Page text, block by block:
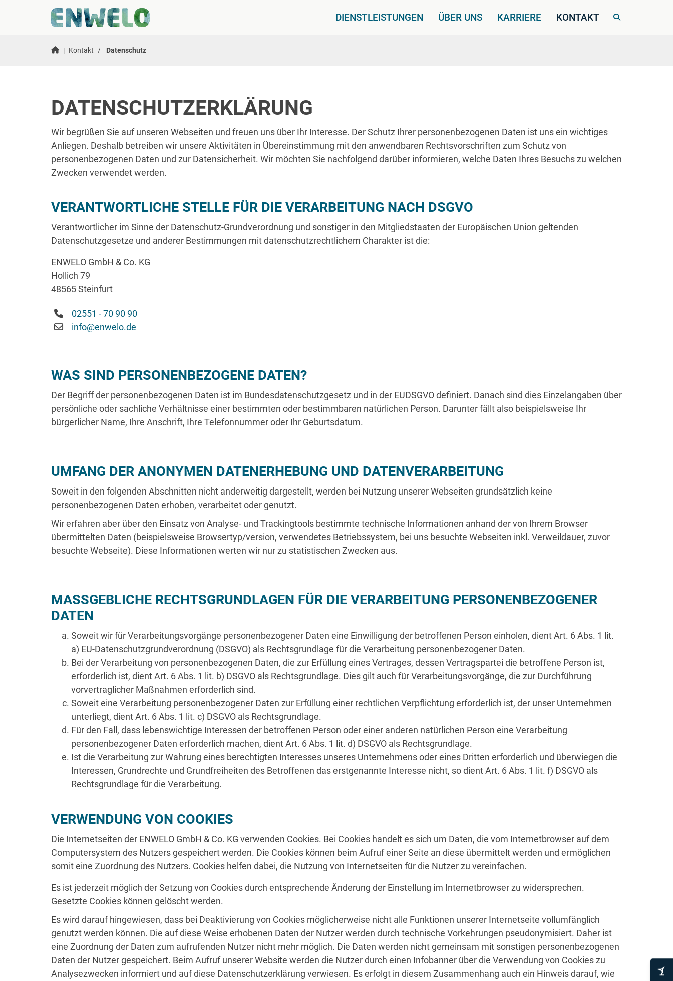
DIENSTLEISTUNGEN ÜBER UNS KARRIERE KONTAKT
| Kontakt Datenschutz
DATENSCHUTZERKLÄRUNG
Wir begrüßen Sie auf unseren Webseiten und freuen uns über Ihr Interesse. Der Schutz Ihrer personenbezogenen Daten ist uns ein wichtiges
Anliegen. Deshalb betreiben wir unsere Aktivitäten in Übereinstimmung mit den anwendbaren Rechtsvorschriften zum Schutz von
personenbezogenen Daten und zur Datensicherheit. Wir möchten Sie nachfolgend darüber informieren, welche Daten Ihres Besuchs zu welchen
Zwecken verwendet werden.
VERANTWORTLICHE STELLE FÜR DIE VERARBEITUNG NACH DSGVO
Verantwortlicher im Sinne der Datenschutz-Grundverordnung und sonstiger in den Mitgliedstaaten der Europäischen Union geltenden
Datenschutzgesetze und anderer Bestimmungen mit datenschutzrechtlichem Charakter ist die:
ENWELO GmbH & Co. KG
Hollich 79
48565 Steinfurt
02551 - 70 90 90
info@enwelo.de
WAS SIND PERSONENBEZOGENE DATEN?
Der Begriff der personenbezogenen Daten ist im Bundesdatenschutzgesetz und in der EUDSGVO definiert. Danach sind dies Einzelangaben über
persönliche oder sachliche Verhältnisse einer bestimmten oder bestimmbaren natürlichen Person. Darunter fällt also beispielsweise Ihr
bürgerlicher Name, Ihre Anschrift, Ihre Telefonnummer oder Ihr Geburtsdatum.
UMFANG DER ANONYMEN DATENERHEBUNG UND DATENVERARBEITUNG
Soweit in den folgenden Abschnitten nicht anderweitig dargestellt, werden bei Nutzung unserer Webseiten grundsätzlich keine
personenbezogenen Daten erhoben, verarbeitet oder genutzt.
Wir erfahren aber über den Einsatz von Analyse- und Trackingtools bestimmte technische Informationen anhand der von Ihrem Browser
übermittelten Daten (beispielsweise Browsertyp/version, verwendetes Betriebssystem, bei uns besuchte Webseiten inkl. Verweildauer, zuvor
besuchte Webseite). Diese Informationen werten wir nur zu statistischen Zwecken aus.
MASSGEBLICHE RECHTSGRUNDLAGEN FÜR DIE VERARBEITUNG PERSONENBEZOGENER D
ATEN
Soweit wir für Verarbeitungsvorgänge personenbezogener Daten eine Einwilligung der betroffenen Person einholen, dient Art. 6 Abs. 1 lit.
a) EU-Datenschutzgrundverordnung (DSGVO) als Rechtsgrundlage für die Verarbeitung personenbezogener Daten.
Bei der Verarbeitung von personenbezogenen Daten, die zur Erfüllung eines Vertrages, dessen Vertragspartei die betroffene Person ist,
erforderlich ist, dient Art. 6 Abs. 1 lit. b) DSGVO als Rechtsgrundlage. Dies gilt auch für Verarbeitungsvorgänge, die zur Durchführung
vorvertraglicher Maßnahmen erforderlich sind.
Soweit eine Verarbeitung personenbezogener Daten zur Erfüllung einer rechtlichen Verpflichtung erforderlich ist, der unser Unternehmen
unterliegt, dient Art. 6 Abs. 1 lit. c) DSGVO als Rechtsgrundlage.
Für den Fall, dass lebenswichtige Interessen der betroffenen Person oder einer anderen natürlichen Person eine Verarbeitung
personenbezogener Daten erforderlich machen, dient Art. 6 Abs. 1 lit. d) DSGVO als Rechtsgrundlage.
Ist die Verarbeitung zur Wahrung eines berechtigten Interesses unseres Unternehmens oder eines Dritten erforderlich und überwiegen die
Interessen, Grundrechte und Grundfreiheiten des Betroffenen das erstgenannte Interesse nicht, so dient Art. 6 Abs. 1 lit. f) DSGVO als
Rechtsgrundlage für die Verarbeitung.
VERWENDUNG VON COOKIES
Die Internetseiten der ENWELO GmbH & Co. KG verwenden Cookies. Bei Cookies handelt es sich um Daten, die vom Internetbrowser auf dem
Computersystem des Nutzers gespeichert werden. Die Cookies können beim Aufruf einer Seite an diese übermittelt werden und ermöglichen
somit eine Zuordnung des Nutzers. Cookies helfen dabei, die Nutzung von Internetseiten für die Nutzer zu vereinfachen.
Es ist jederzeit möglich der Setzung von Cookies durch entsprechende Änderung der Einstellung im Internetbrowser zu widersprechen.
Gesetzte Cookies können gelöscht werden.
Es wird darauf hingewiesen, dass bei Deaktivierung von Cookies möglicherweise nicht alle Funktionen unserer Internetseite vollumfänglich
genutzt werden können. Die auf diese Weise erhobenen Daten der Nutzer werden durch technische Vorkehrungen pseudonymisiert. Daher ist
eine Zuordnung der Daten zum aufrufenden Nutzer nicht mehr möglich. Die Daten werden nicht gemeinsam mit sonstigen personenbezogenen
Daten der Nutzer gespeichert. Beim Aufruf unserer Website werden die Nutzer durch einen Infobanner über die Verwendung von Cookies zu
Analysezwecken informiert und auf diese Datenschutzerklärung verwiesen. Es erfolgt in diesem Zusammenhang auch ein Hinweis darauf, wie
48565 Steinfurt
Telefon:02551 - 70 90 90
E-Mail:info@enwelo.de
Betriebsführung
Kommunale Beratung
Unternehmen von erfahrenen AkteurInnen
dem Ziel verschrieben, die Energiewende
ganzheitlich umzusetzen und dabei in den